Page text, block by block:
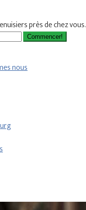
près de chez vous.
Commencer!
nous